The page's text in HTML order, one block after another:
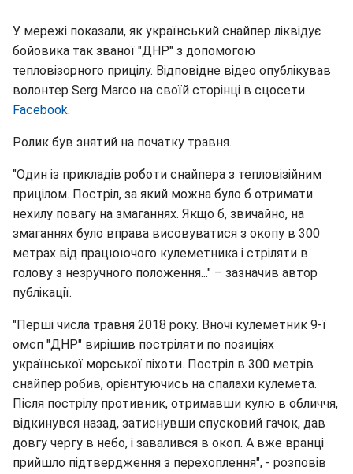
У мережі показали, як український снайпер ліквідує
бойовика так званої "ДНР" з допомогою
тепловізорного прицілу. Відповідне відео опублікував
волонтер Serg Marco на своїй сторінці в сцосети
Facebook.
Ролик був знятий на початку травня.
"Один із прикладів роботи снайпера з тепловізійним
прицілом. Постріл, за який можна було б отримати
нехилу повагу на змаганнях. Якщо б, звичайно, на
змаганнях було вправа висовуватися з окопу в 300
метрах від працюючого кулеметника і стріляти в
голову з незручного положення..." – зазначив автор
публікації.
"Перші числа травня 2018 року. Вночі кулеметник 9-ї
омсп "ДНР" вирішив постріляти по позиціях
української морської піхоти. Постріл в 300 метрів
снайпер робив, орієнтуючись на спалахи кулемета.
Після пострілу противник, отримавши кулю в обличчя,
відкинувся назад, затиснувши спусковий гачок, дав
довгу чергу в небо, і завалився в окоп. А вже вранці
прийшло підтвердження з перехоплення", - розповів